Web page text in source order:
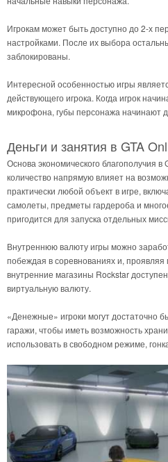
Игрокам может быть доступно до 2-х
настройками. После их выбора
заблокированы.
Интересной особенностью игры
действующего игрока. Когда игрок
микрофона, губы персонажа начинают
Деньги и занятия в GTA
Основа экономического благополучия в
количество напрямую влияет на
практически любой объект в игре,
самолеты, предметы гардероба и
пригодится для запуска отдельных
Внутреннюю валюту игры можно
побеждая в соревнованиях и, проявляя
внутренние магазины Rockstar
виртуальную валюту.
«Денежные» игроки могут достаточно
гаражи, чтобы иметь возможность
использовать в свободном режиме,